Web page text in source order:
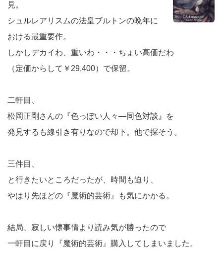
見。
シュルレアリスムの法皇ブルトンの晩年に
おける最重要作。
しかしデカイわ、重いわ・・・ちょい高価だわ
（定価からして￥29,400）で保留。
二軒目、
松岡正剛さんの『色っぽい人々―同色対談』を
発見するも線引き有りなので却下。他で探そう。
三件目、
と行きたいところだったが、時間も迫り、
やはり先ほどの『魔術的芸術』も気にかかる。
結局、寂しい懐事情より読み気が勝ったので
一軒目に戻り『魔術的芸術』購入してしまいました。